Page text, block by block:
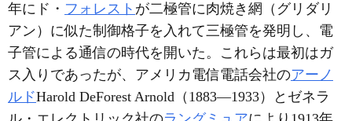
年にド・ フォレスト が二極管に肉焼き網（グリダリ
アン）に似た制御格子を入れて三極管を発明し、電
子管による通信の時代を開いた。これらは最初はガ
ス入りであったが、アメリカ電信電話会社のアーノ
ルドHarold DeForest Arnold（1883―1933）とゼネラ